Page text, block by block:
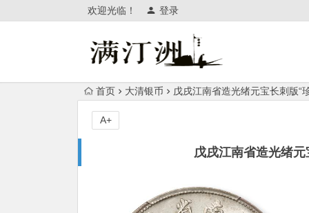
欢迎光临！ 登录
首页 大清银币 戊戌江南省造光绪元宝长刺版“
戊戌江南省造光绪
A+